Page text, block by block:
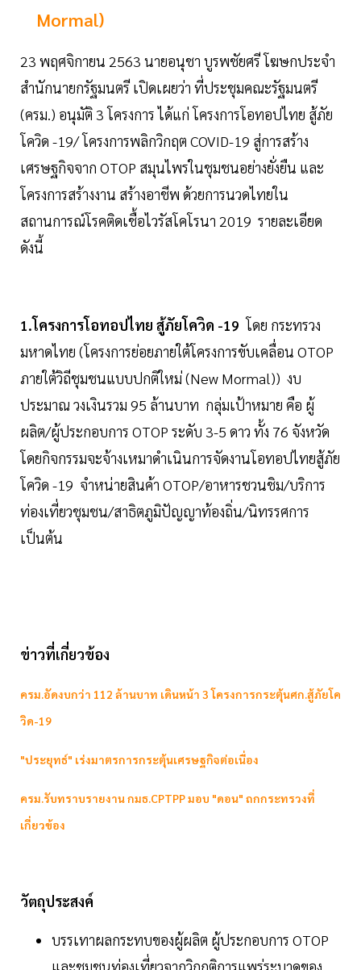
Mormal)
23 พฤศจิกายน 2563 นายอนุชา บูรพชัยศรี โฆษกประจำ
สำนักนายกรัฐมนตรี เปิดเผยว่า ที่ประชุมคณะรัฐมนตรี
(ครม.) อนุมัติ 3 โครงการ ได้แก่ โครงการโอทอปไทย สู้ภัย
โควิด -19/ โครงการพลิกวิกฤต COVID-19 สู่การสร้าง
เศรษฐกิจจาก OTOP สมุนไพรในชุมชนอย่างยั่งยืน และ
โครงการสร้างงาน สร้างอาชีพ ด้วยการนวดไทยใน
สถานการณ์โรคติดเชื้อไวรัสโคโรนา 2019 รายละเอียด
ดังนี้
1.โครงการโอทอปไทย สู้ภัยโควิด -19 โดย กระทรวง
มหาดไทย (โครงการย่อยภายใต้โครงการขับเคลื่อน OTOP
ภายใต้วิถีชุมชนแบบปกติใหม่ (New Mormal)) งบ
ประมาณ วงเงินรวม 95 ล้านบาท กลุ่มเป้าหมาย คือ ผู้
ผลิต/ผู้ประกอบการ OTOP ระดับ 3-5 ดาว ทั้ง 76 จังหวัด
โดยกิจกรรมจะจ้างเหมาดำเนินการจัดงานโอทอปไทยสู้ภัย
โควิด -19 จำหน่ายสินค้า OTOP/อาหารชวนชิม/บริการ
ท่องเที่ยวชุมชน/สาธิตภูมิปัญญาท้องถิ่น/นิทรรศการ
เป็นต้น
ข่าวที่เกี่ยวข้อง
ครม.อัดงบกว่า 112 ล้านบาท เดินหน้า 3 โครงการกระตุ้นศก.สู้ภัยโค
วิด-19
"ประยุทธ์" เร่งมาตรการกระตุ้นเศรษฐกิจต่อเนื่อง
ครม.รับทราบรายงาน กมธ.CPTPP มอบ "ดอน" ถกกระทรวงที่
เกี่ยวข้อง
วัตถุประสงค์
บรรเทาผลกระทบของผู้ผลิต ผู้ประกอบการ OTOP